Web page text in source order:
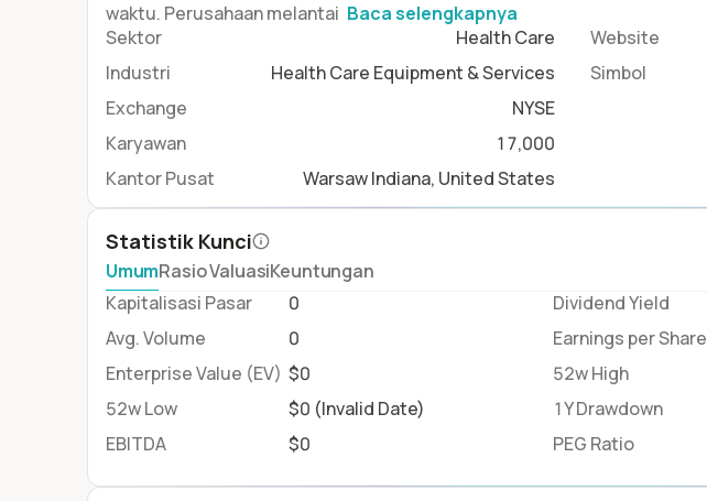
waktu. Perusahaan melantai Baca selengkapnya
Sektor
Health Care
Industri
Health Care Equipment & Services
Exchange
NYSE
Karyawan
17,000
Kantor Pusat
Warsaw Indiana, United States
Website
Simbol
Statistik Kunci
UmumRasio ValuasiKeuntungan
Kapitalisasi Pasar
0 Dividend Yield
Avg. Volume
0 Earnings per Share
Enterprise Value (EV) $0 52w High
52w Low
$0 (Invalid Date) 1Y Drawdown
EBITDA
$0 PEG Ratio